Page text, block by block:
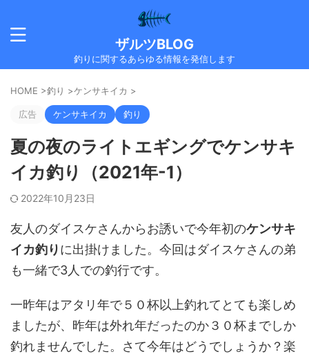
ザルツBLOG
釣りに関するあらゆる情報を発信します
HOME >釣り >ケンサキイカ >
広告 ケンサキイカ 釣り
夏の夜のライトエギングでケンサキ
イカ釣り（2021年-1）
2022年10月23日
友人のダイスケさんからお誘いで今年初のケンサキ
イカ釣りに出掛けました。今回はダイスケさんの弟
も一緒で3人での釣行です。
一昨年はアタリ年で５０杯以上釣れてとても楽しめ
ましたが、昨年は外れ年だったのか３０杯までしか
釣れませんでした。さて今年はどうでしょうか？楽